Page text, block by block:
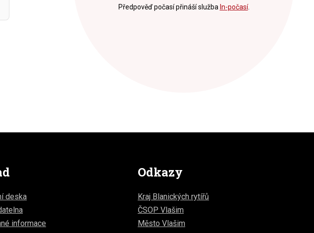
Předpověď počasí přináší služba In-počasí.
deska
informace
Odkazy
Kraj Blanických rytířů
ČSOP Vlašim
Město Vlašim